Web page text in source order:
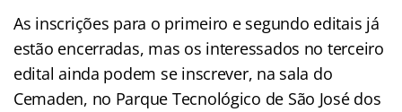
As inscrições para o primeiro e segundo editais já
estão encerradas, mas os interessados no terceiro
edital ainda podem se inscrever, na sala do
Cemaden, no Parque Tecnológico de São José dos